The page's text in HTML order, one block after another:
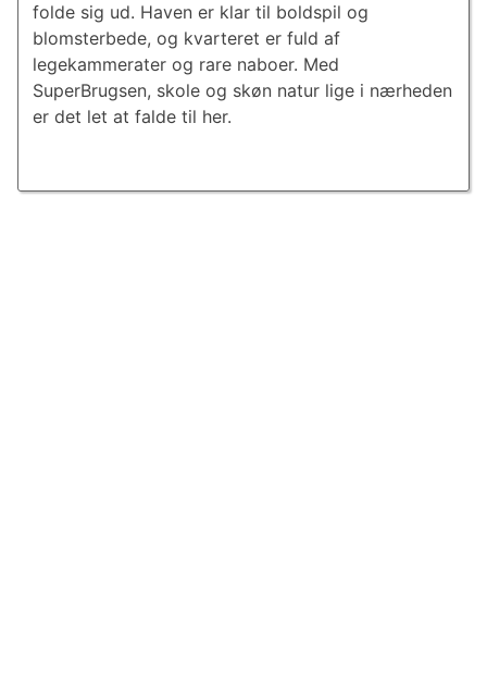
folde sig ud. Haven er klar til boldspil og
blomsterbede, og kvarteret er fuld af
legekammerater og rare naboer. Med
SuperBrugsen, skole og skøn natur lige i nærheden
er det let at falde til her.